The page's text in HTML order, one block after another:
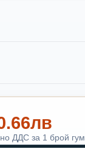
ДДС за 1 брой